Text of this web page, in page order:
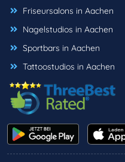
Friseursalons in Aachen
Nagelstudios in Aachen
Sportbars in Aachen
Tattoostudios in Aachen